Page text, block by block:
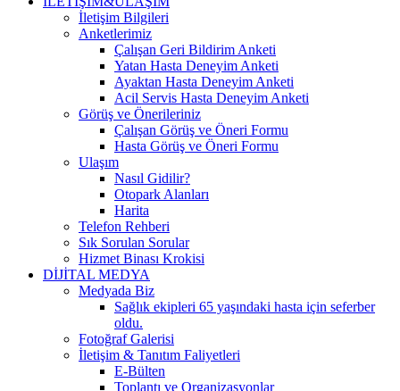
İletişim Bilgileri
Anketlerimiz
Çalışan Geri Bildirim Anketi
Yatan Hasta Deneyim Anketi
Ayaktan Hasta Deneyim Anketi
Acil Servis Hasta Deneyim Anketi
Görüş ve Önerileriniz
Çalışan Görüş ve Öneri Formu
Hasta Görüş ve Öneri Formu
Ulaşım
Nasıl Gidilir?
Otopark Alanları
Harita
Telefon Rehberi
Sık Sorulan Sorular
Hizmet Binası Krokisi
DİJİTAL MEDYA
Medyada Biz
Sağlık ekipleri 65 yaşındaki hasta için seferber
oldu.
Fotoğraf Galerisi
İletişim & Tanıtım Faliyetleri
E-Bülten
Toplantı ve Organizasyonlar